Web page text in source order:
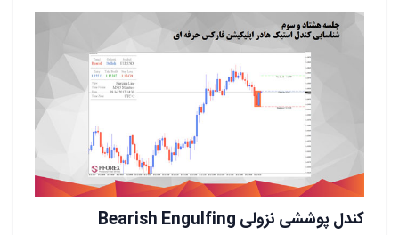
کندل پوششی نزولی Bearish Engulfing